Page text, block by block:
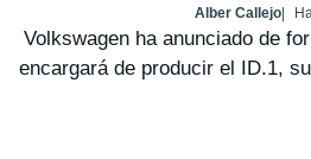
Alber Callejo
Volkswagen ha anunciado de
encargará de producir el ID.1,